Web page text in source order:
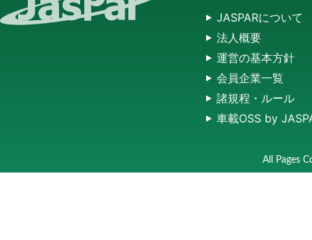
JASPARについて
法人概要
運営の基本方針
会員企業一覧
諸規程・ルール
車載OSS by
All Pages